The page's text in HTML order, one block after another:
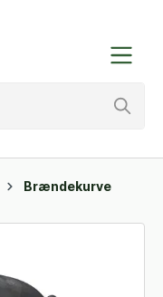
Brændekurve